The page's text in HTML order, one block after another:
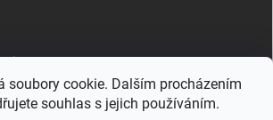
soubory cookie. Dalším procházením
souhlas s jejich používáním.